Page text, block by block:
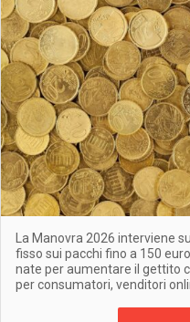
La Manovra 2026 interviene
fisso sui pacchi fino a 150
nate per aumentare il gettito
per consumatori, venditori